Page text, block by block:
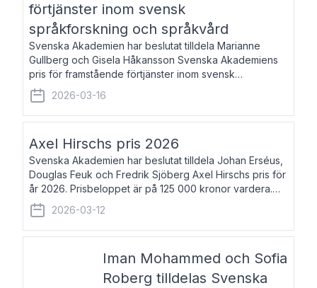
förtjänster inom svensk
språkforskning och språkvård
Svenska Akademien har beslutat tilldela Marianne
Gullberg och Gisela Håkansson Svenska Akademiens
pris för framstående förtjänster inom svensk
språkforskning och språkvård till minne av Carl Gabriel
och Karin Forsberg för år 2026. Prissumma
2026-03-16
Axel Hirschs pris 2026
Svenska Akademien har beslutat tilldela Johan Erséus,
Douglas Feuk och Fredrik Sjöberg Axel Hirschs pris för
år 2026. Prisbeloppet är på 125 000 kronor vardera.
Johan Erséus, född 1959, är fackboksförfattare och
journalist med mångårigt för
2026-03-12
Iman Mohammed och Sofia
Roberg tilldelas Svenska